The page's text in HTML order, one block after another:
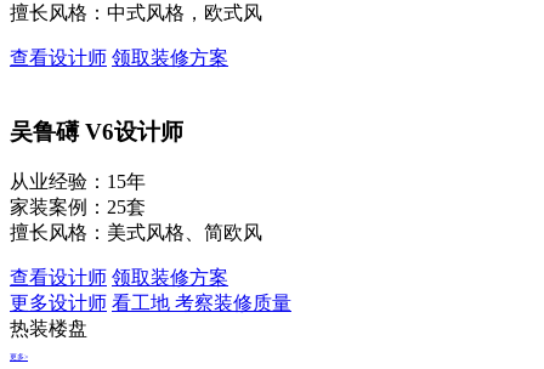
擅长风格：中式风格，欧式风
查看设计师 领取装修方案
吴鲁礡V6设计师
从业经验：15年
家装案例：25套
擅长风格：美式风格、简欧风
查看设计师 领取装修方案
更多设计师 看工地 考察装修质量
热装楼盘
更多>